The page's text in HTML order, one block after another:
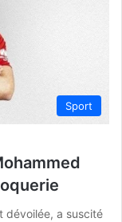
Sport
dévoilée, a suscité